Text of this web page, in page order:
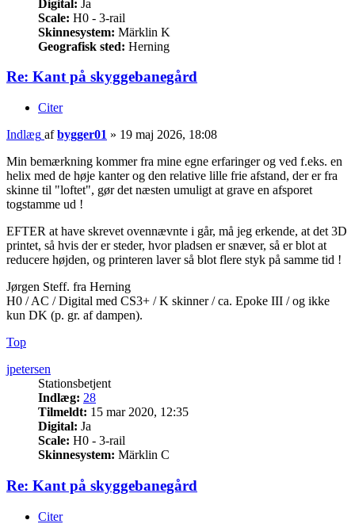
Digital: Ja
Scale: H0 - 3-rail
Skinnesystem: Märklin K
Geografisk sted: Herning
Re: Kant på skyggebanegård
Citer
Indlæg afbygger01 » 19 maj 2026, 18:08
Min bemærkning kommer fra mine egne erfaringer og ved f.eks. en
helix med de høje kanter og den relative lille frie afstand, der er fra
skinne til "loftet", gør det næsten umuligt at grave en afsporet
togstamme ud !
EFTER at have skrevet ovennævnte i går, må jeg erkende, at det 3D
printet, så hvis der er steder, hvor pladsen er snæver, så er blot at
reducere højden, og printeren laver så blot flere styk på samme tid !
Jørgen Steff. fra Herning
H0 / AC / Digital med CS3+ / K skinner / ca. Epoke III / og ikke
kun DK (p. gr. af dampen).
Top
jpetersen
Stationsbetjent
Indlæg: 28
Tilmeldt: 15 mar 2020, 12:35
Digital: Ja
Scale: H0 - 3-rail
Skinnesystem: Märklin C
Re: Kant på skyggebanegård
Citer